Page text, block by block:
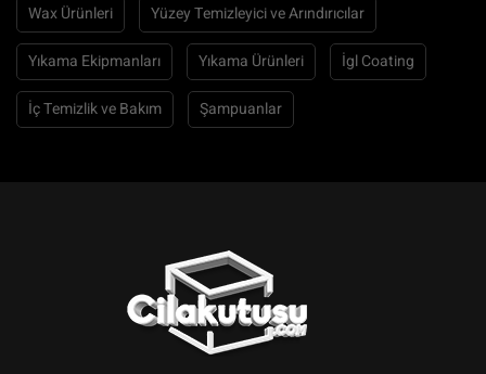
Wax Ürünleri Yüzey Temizleyici ve Arındırıcılar
Yıkama Ekipmanları Yıkama Ürünleri İgl Coating
İç Temizlik ve Bakım Şampuanlar